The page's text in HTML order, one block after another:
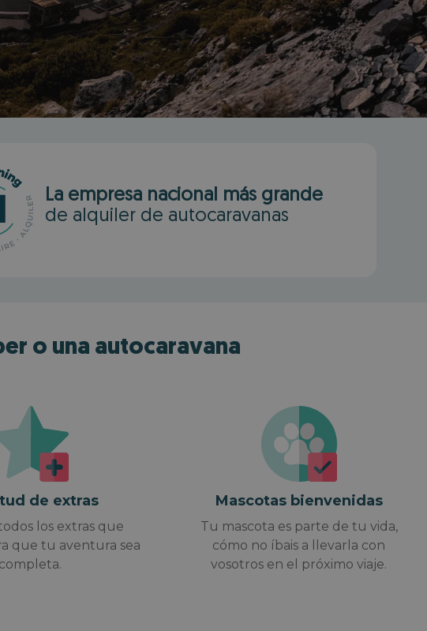
×
alquiler
La empresa nacional más grande
de alquiler de autocaravanas
o una autocaravana
de extras
los extras que
que tu aventura sea
completa.
Mascotas bienvenidas
Tu mascota es parte de tu vida,
cómo no íbais a llevarla con
vosotros en el próximo viaje.